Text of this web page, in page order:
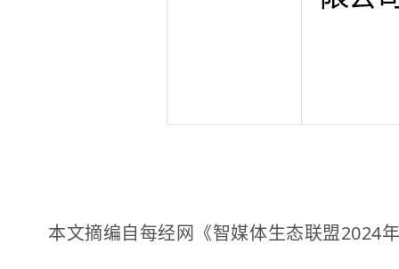
本文摘编自每经网《智媒体生态联盟2024